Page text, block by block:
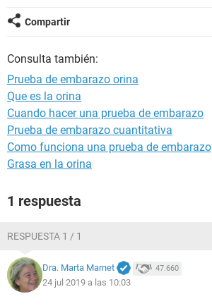
Compartir
Consulta también:
Prueba de embarazo orina
Que es la orina
Cuando hacer una prueba de embarazo
Prueba de embarazo cuantitativa
Como funciona una prueba de embarazo
Grasa en la orina
1 respuesta
RESPUESTA 1 / 1
Dra. Marta Marnet 47.660
24 jul 2019 a las 10:03